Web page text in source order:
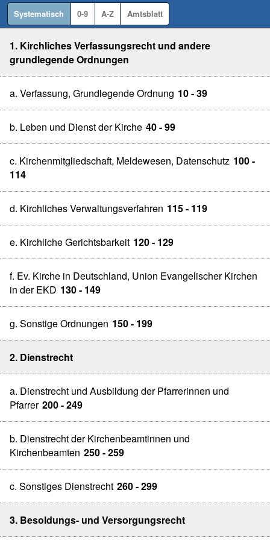
Systematisch 0-9 A-Z Amtsblatt
1. Kirchliches Verfassungsrecht und andere
grundlegende Ordnungen
a. Verfassung, Grundlegende Ordnung 10 - 39
b. Leben und Dienst der Kirche 40 - 99
c. Kirchenmitgliedschaft, Meldewesen, Datenschutz 100 -
114
d. Kirchliches Verwaltungsverfahren 115 - 119
e. Kirchliche Gerichtsbarkeit 120 - 129
f. Ev. Kirche in Deutschland, Union Evangelischer Kirchen
in der EKD 130 - 149
g. Sonstige Ordnungen 150 - 199
2. Dienstrecht
a. Dienstrecht und Ausbildung der Pfarrerinnen und
Pfarrer 200 - 249
b. Dienstrecht der Kirchenbeamtinnen und
Kirchenbeamten 250 - 259
c. Sonstiges Dienstrecht 260 - 299
3. Besoldungs- und Versorgungsrecht